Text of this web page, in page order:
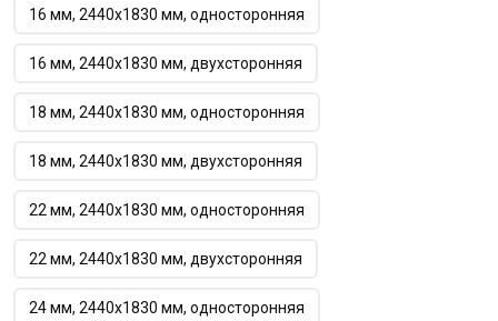
16 мм, 2440х1830 мм, односторонняя
16 мм, 2440х1830 мм, двухсторонняя
18 мм, 2440х1830 мм, односторонняя
18 мм, 2440х1830 мм, двухсторонняя
22 мм, 2440х1830 мм, односторонняя
22 мм, 2440х1830 мм, двухсторонняя
24 мм, 2440х1830 мм, односторонняя